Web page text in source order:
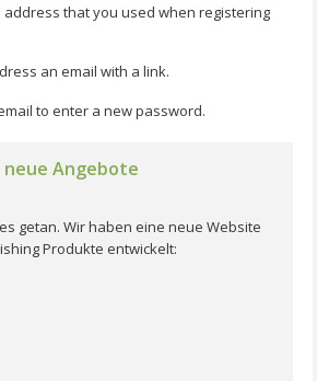
that you used when registering
an email with a link.
to enter a new password.
neue Angebote
getan. Wir haben eine neue Website
Produkte entwickelt: